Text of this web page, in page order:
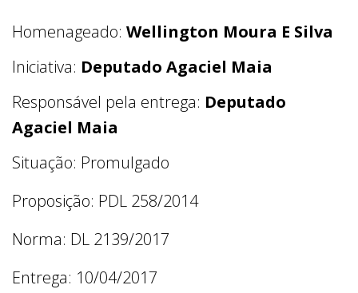
Homenageado: Wellington Moura E Silva
Iniciativa: Deputado Agaciel Maia
Responsável pela entrega: Deputado
Agaciel Maia
Situação: Promulgado
Proposição: PDL 258/2014
Norma: DL 2139/2017
Entrega: 10/04/2017